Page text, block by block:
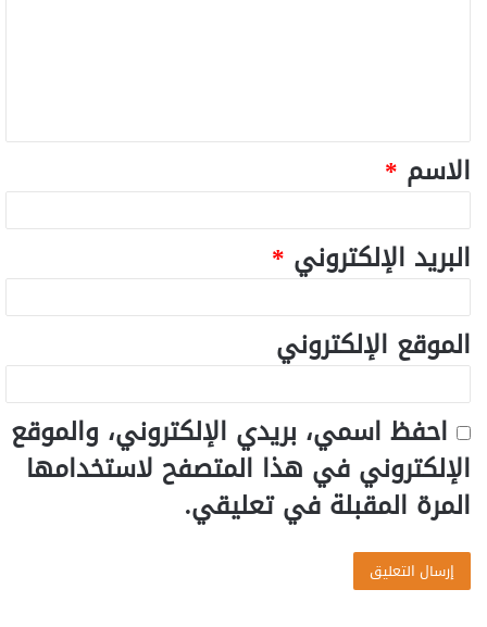
الاسم *
البريد الإلكتروني *
الموقع الإلكتروني
احفظ اسمي، بريدي الإلكتروني، والموقع
الإلكتروني في هذا المتصفح لاستخدامها
المرة المقبلة في تعليقي.